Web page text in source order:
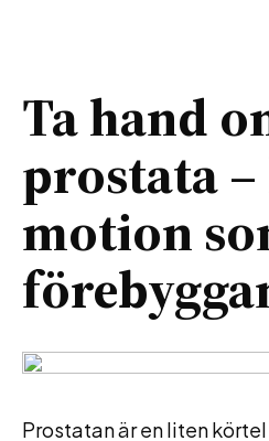
Ta hand
prostata
motion
Prostatan är en liten